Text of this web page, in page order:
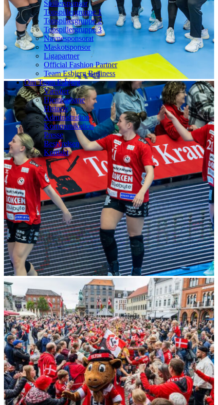
Spillersponsor
Topspillergruppe 1
Topspillergruppe 2
Topspillergruppe 3
Navnesponsorat
Maskotsponsor
Ligapartner
Official Fashion Partner
Team Esbjerg Business
Om Team Esbjerg
Værdier
Hjemmebane
Historie
Administration
Kommunikation
Presse
Bestyrelsen
Kontakt